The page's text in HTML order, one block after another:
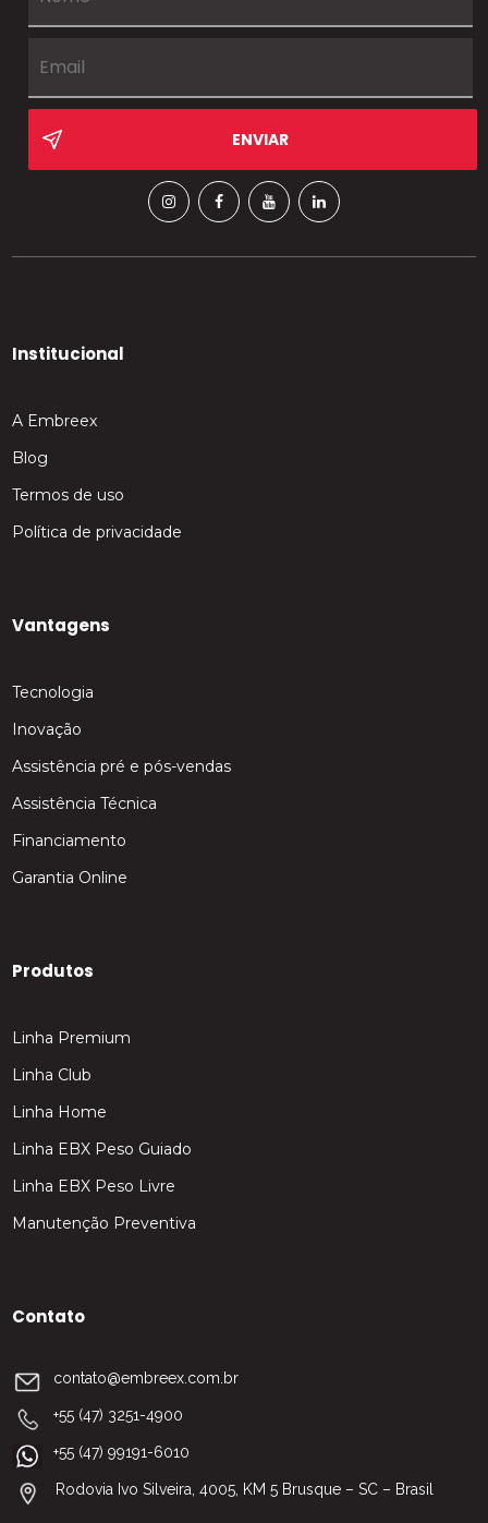
Institucional
A Embreex
Blog
Termos de uso
Política de privacidade
Vantagens
Tecnologia
Inovação
Assistência pré e pós-vendas
Assistência Técnica
Financiamento
Garantia Online
Produtos
Linha Premium
Linha Club
Linha Home
Linha EBX Peso Guiado
Linha EBX Peso Livre
Manutenção Preventiva
Contato
contato@embreex.com.br
+55 (47) 3251-4900
+55 (47) 99191-6010
Rodovia Ivo Silveira, 4005, KM 5 Brusque – SC – Brasil